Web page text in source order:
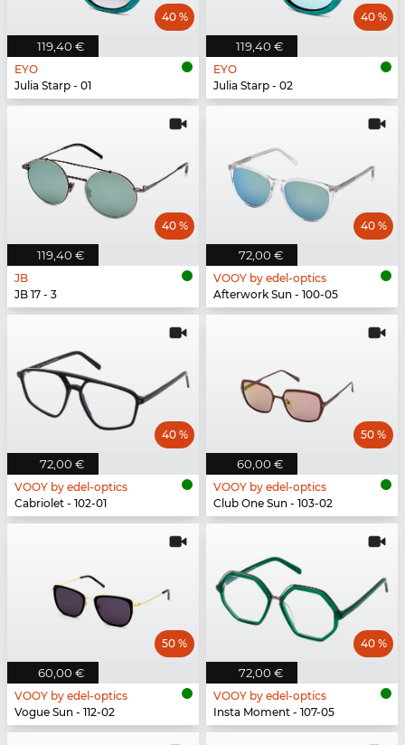
119,40 €
40 %
EYO
Julia Starp - 01
119,40 €
40 %
EYO
Julia Starp - 02
119,40 €
40 %
JB
JB 17 - 3
72,00 €
40 %
VOOY by edel-optics
Afterwork Sun - 100-05
72,00 €
40 %
VOOY by edel-optics
Cabriolet - 102-01
60,00 €
50 %
VOOY by edel-optics
Club One Sun - 103-02
60,00 €
50 %
VOOY by edel-optics
Vogue Sun - 112-02
72,00 €
40 %
VOOY by edel-optics
Insta Moment - 107-05